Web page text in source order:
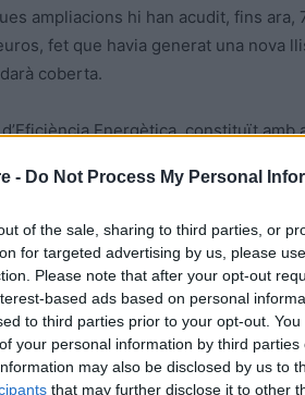
- Do Not Process My Personal
of the sale, sharing to third parties, or
for targeted advertising by us, please
Please note that after your opt-out
based ads based on personal
to third parties prior to your opt-out.
your personal information by third parties
may also be disclosed by us to
that may further disclose it to other
ampliacions hi han acudit, fins ara,
fet que havia generat una nova
coberta.
Energètica, constituït amb
i creat a instàncies de la Unió
l’ICAEN és l’ens que